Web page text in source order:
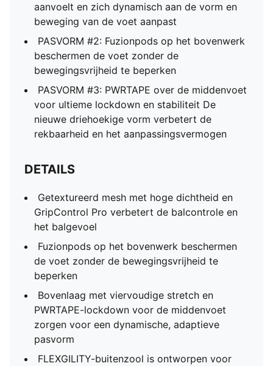
aanvoelt en zich dynamisch aan de vorm en
beweging van de voet aanpast
PASVORM #2: Fuzionpods op het bovenwerk
beschermen de voet zonder de
bewegingsvrijheid te beperken
PASVORM #3: PWRTAPE over de middenvoet
voor ultieme lockdown en stabiliteit De
nieuwe driehoekige vorm verbetert de
rekbaarheid en het aanpassingsvermogen
DETAILS
Getextureerd mesh met hoge dichtheid en
GripControl Pro verbetert de balcontrole en
het balgevoel
Fuzionpods op het bovenwerk beschermen
de voet zonder de bewegingsvrijheid te
beperken
Bovenlaag met viervoudige stretch en
PWRTAPE-lockdown voor de middenvoet
zorgen voor een dynamische, adaptieve
pasvorm
FLEXGILITY-buitenzool is ontworpen voor